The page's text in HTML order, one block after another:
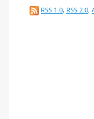
RSS 1.0, RSS 2.0,